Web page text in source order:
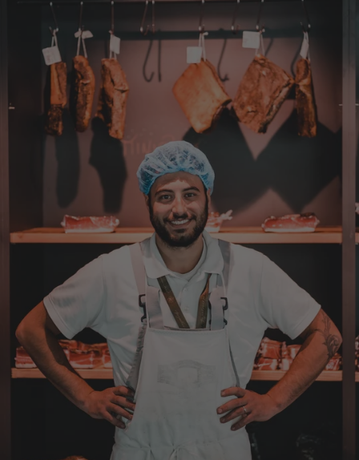
Verifizierter Kunde
Bisher alles lecker und gut.
7.8.2026
Verifizierter Kunde
Hallo Ich konnte erst heute mein Paket
abholen , bin sehr überrascht kann Euch nur
weiter empfehlen Lg Roland Rihaczek
6.8.2026
Verifizierter Kunde
Die Abläufe sind super einfach. Die Ware hat
eine sensationelle Qualität und die Lieferung
erfolgt schnell und zuverlässig. 👍
6.8.2026
Hans-Jürgen
alles super geschmeckt